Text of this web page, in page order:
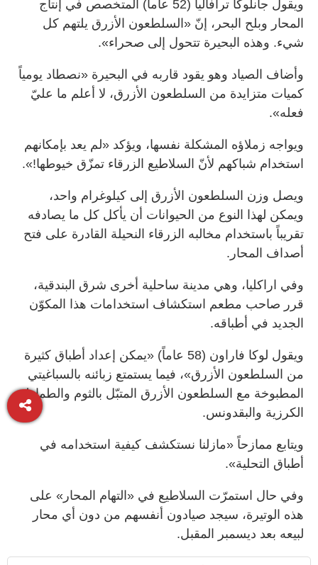
ويقول جانلوكا ترافاليا (52 عاماً) المتخصص في إنتاج
المحار وبلح البحر، إنّ «السلطعون الأزرق يلتهم كل
شيء. وهذه البحيرة تتحول إلى صحراء».
وأضاف الصياد وهو يقود قاربه في البحيرة «نصطاد يومياً
كميات متزايدة من السلطعون الأزرق، لا أعلم ما عليّ
فعله».
ويواجه زملاؤه المشكلة نفسها، ويؤكد «لم يعد بإمكانهم
استخدام شباكهم لأنّ السلاطيع الزرقاء تمزّق خيوطها!».
ويصل وزن السلطعون الأزرق إلى كيلوغرام واحد،
ويمكن لهذا النوع من الحيوانات أن يأكل كل ما يصادفه
تقريباً باستخدام مخالبه الزرقاء النحيلة القادرة على فتح
أصداف المحار.
وفي اراكليا، وهي مدينة ساحلية أخرى شرق البندقية،
قرر صاحب مطعم استكشاف استخدامات هذا المكوّن
الجديد في أطباقه.
ويقول لوكا فاراون (58 عاماً) «يمكن إعداد أطباق كثيرة
من السلطعون الأزرق»، فيما يستمتع زبائنه بالسباغيتي
المطبوخة مع السلطعون الأزرق المتبّل بالثوم والطماطم
الكرزية والبقدونس.
ويتابع ممازحاً «مازلنا نستكشف كيفية استخدامه في
أطباق التحلية».
وفي حال استمرّت السلاطيع في «التهام المحار» على
هذه الوتيرة، سيجد صيادون أنفسهم من دون أي محار
لبيعه بعد ديسمبر المقبل.